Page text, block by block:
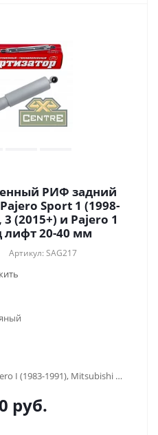
РИФ задний
Sport 1 (1998-
(2015+) и Pajero 1
лифт 20-40 мм
Артикул: SAG217
Mitsubishi Pajero I (1983-1991), Mitsubishi Pajero Sport I (1998-2006), Mitsubishi Pajero Sport II (2009-2015), Mitsubishi Pajero Sport III (2015-...)
руб.